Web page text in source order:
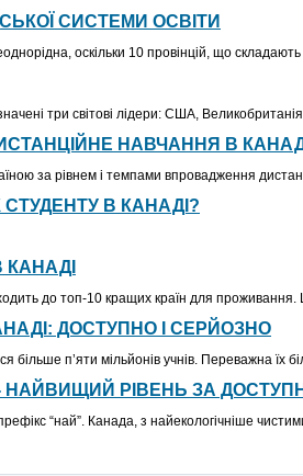
СИСТЕМИ ОСВІТИ
оскільки 10 провінцій, що
три світові лідери: США,
НАВЧАННЯ В
за рівнем і темпами впровадження
В КАНАДІ?
до топ-10 кращих країн для проживання.
ДОСТУПНО І СЕРЙОЗНО
більше п’яти мільйонів учнів. Переважна їх
НАЙВИЩИЙ РІВЕНЬ ЗА
префікс “най”. Канада, з найекологічніше